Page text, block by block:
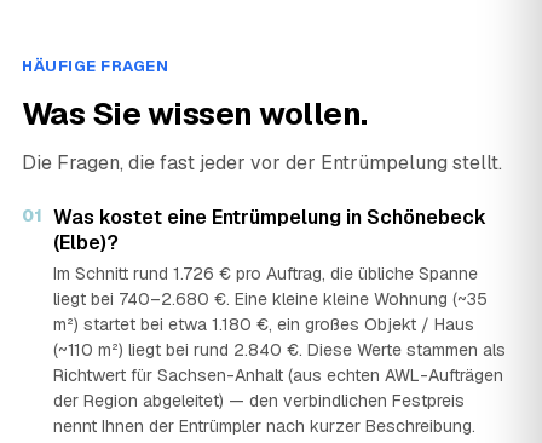
HÄUFIGE FRAGEN
Was Sie wissen wollen.
Die Fragen, die fast jeder vor der Entrümpelung stellt.
01 Was kostet eine Entrümpelung in Schönebeck
(Elbe)?
Im Schnitt rund 1.726 € pro Auftrag, die übliche Spanne
liegt bei 740–2.680 €. Eine kleine kleine Wohnung (~35
m²) startet bei etwa 1.180 €, ein großes Objekt / Haus
(~110 m²) liegt bei rund 2.840 €. Diese Werte stammen als
Richtwert für Sachsen-Anhalt (aus echten AWL-Aufträgen
der Region abgeleitet) — den verbindlichen Festpreis
nennt Ihnen der Entrümpler nach kurzer Beschreibung.